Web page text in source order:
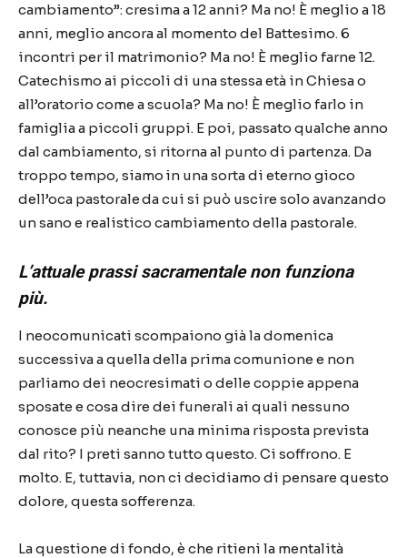
cambiamento”: cresima a 12 anni? Ma no! È meglio a 18
anni, meglio ancora al momento del Battesimo. 6
incontri per il matrimonio? Ma no! È meglio farne 12.
Catechismo ai piccoli di una stessa età in Chiesa o
all’oratorio come a scuola? Ma no! È meglio farlo in
famiglia a piccoli gruppi. E poi, passato qualche anno
dal cambiamento, si ritorna al punto di partenza. Da
troppo tempo, siamo in una sorta di eterno gioco
dell’oca pastorale da cui si può uscire solo avanzando
un sano e realistico cambiamento della pastorale.
L’attuale prassi sacramentale non funziona
più.
I neocomunicati scompaiono già la domenica
successiva a quella della prima comunione e non
parliamo dei neocresimati o delle coppie appena
sposate e cosa dire dei funerali ai quali nessuno
conosce più neanche una minima risposta prevista
dal rito? I preti sanno tutto questo. Ci soffrono. E
molto. E, tuttavia, non ci decidiamo di pensare questo
dolore, questa sofferenza.
La questione di fondo, è che ritieni la mentalità